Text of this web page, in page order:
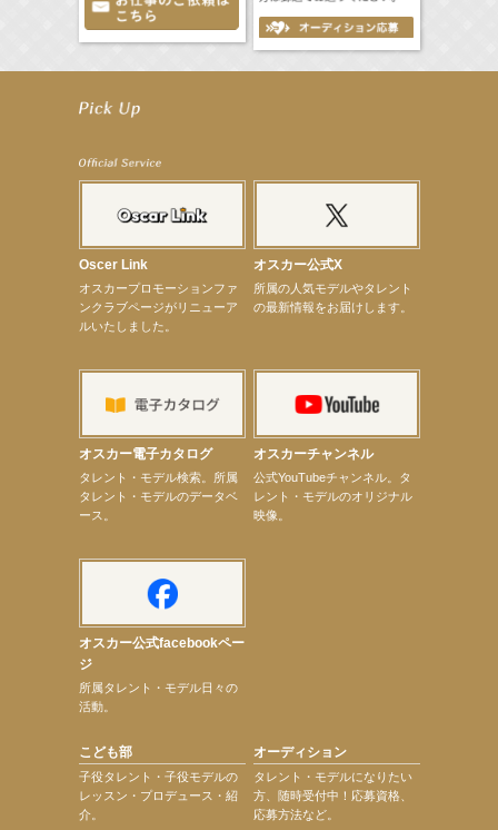
【昆虫ハンター牧田習】MARK IS 葛飾かなまち「キッズアライズ 昆虫ふしぎ発見隊」
【井頭愛海】『NEXCO西日本』TV-CM開始
【工藤綾乃】8月7日（金）スタート FOD SHORT『女優は毛穴まで嘘をつく』出演決定！
【笛木優子】8月13日（木）ドラマ『大空港〜GATE24〜』ゲスト出演決定！
【前川泰之】舞台「グレンギャリー・グレンロス」公演詳細解禁！
【elfin’】7thシングル『全世界』がFMたいはくでO.A.決定♪
【elfin’】7thシングル『全世界』がFM-UUでO.A.決定♪
【elfin’】8月16日（日）「全世界」発売記念イベント決定！
【elfin’】7thシングル『全世界』がFM TANABEでO.A.決定♪
【昆虫ハンター牧田習】宝塚市立手塚治虫記念館トークショー＆宝塚文化芸術センター昆虫展示イ
【井頭愛海】『小さなお葬式』TV-CM出演！
【髙橋ひかる】7月雑誌掲載情報
【elfin’】7thシングル『全世界』がFMふくろうでパワープレイO.A.決定
Oscer Link
オスカープロモーションファ
ンクラブページがリニューア
ルいたしました。
オスカー公式X
所属の人気モデルやタレント
の最新情報をお届けします。
オスカー電子カタログ
タレント・モデル検索。所属
タレント・モデルのデータベ
ース。
オスカーチャンネル
公式YouTubeチャンネル。タ
レント・モデルのオリジナル
映像。
オスカー公式facebookペー
ジ
所属タレント・モデル日々の
活動。
こども部
子役タレント・子役モデルの
レッスン・プロデュース・紹
介。
オーディション
タレント・モデルになりたい
方、随時受付中！応募資格、
応募方法など。